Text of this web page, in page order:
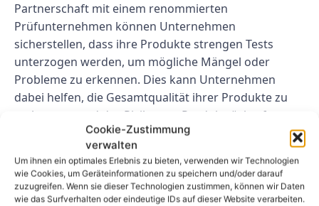
Cookie-Zustimmung
verwalten
Um ihnen ein optimales Erlebnis zu bieten, verwenden wir Technologien
wie Cookies, um Geräteinformationen zu speichern und/oder darauf
zuzugreifen. Wenn sie dieser Technologien zustimmen, können wir Daten
wie das Surfverhalten oder eindeutige IDs auf dieser Website verarbeiten.
Partnerschaft mit einem renommierten
Prüfunternehmen können Unternehmen
sicherstellen, dass ihre Produkte strengen Tests
unterzogen werden, um mögliche Mängel oder
Probleme zu erkennen. Dies kann Unternehmen
dabei helfen, die Gesamtqualität ihrer Produkte zu
verbessern und das Risiko von Produktrückrufen
oder Kundenbeschwerden zu verringern.
Abschluss
Die Auslagerung elektrischer Geräteprüfungen kann